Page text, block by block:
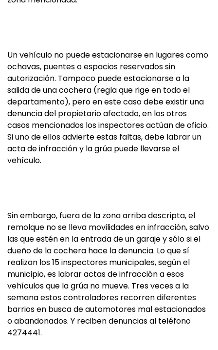
Un vehículo no puede estacionarse en lugares como
ochavas, puentes o espacios reservados sin
autorización. Tampoco puede estacionarse a la
salida de una cochera (regla que rige en todo el
departamento), pero en este caso debe existir una
denuncia del propietario afectado, en los otros
casos mencionados los inspectores actúan de oficio.
Si uno de ellos advierte estas faltas, debe labrar un
acta de infracción y la grúa puede llevarse el
vehículo.
Sin embargo, fuera de la zona arriba descripta, el
remolque no se lleva movilidades en infracción, salvo
las que estén en la entrada de un garaje y sólo si el
dueño de la cochera hace la denuncia. Lo que sí
realizan los 15 inspectores municipales, según el
municipio, es labrar actas de infracción a esos
vehículos que la grúa no mueve. Tres veces a la
semana estos controladores recorren diferentes
barrios en busca de automotores mal estacionados
o abandonados. Y reciben denuncias al teléfono
4274441.